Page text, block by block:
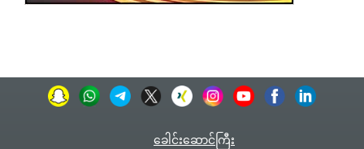
ခေါင်းဆောင်ကြီး